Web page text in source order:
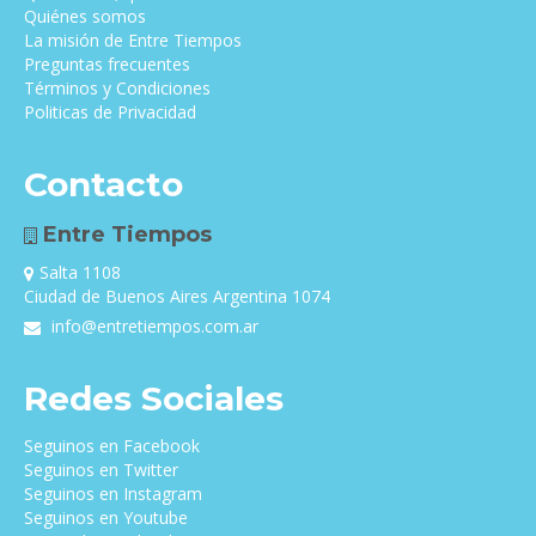
Quiénes somos
La misión de Entre Tiempos
Preguntas frecuentes
Términos y Condiciones
Politicas de Privacidad
Contacto
Entre Tiempos
Salta 1108
Ciudad de Buenos Aires Argentina 1074
info@entretiempos.com.ar
Redes Sociales
Seguinos en Facebook
Seguinos en Twitter
Seguinos en Instagram
Seguinos en Youtube